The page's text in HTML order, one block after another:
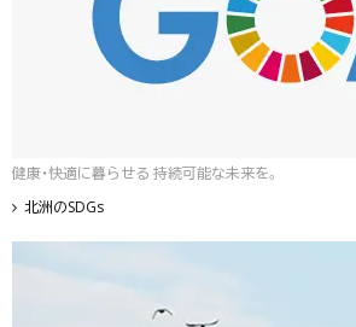
健康・快適に暮らせる 持続可能な未来を。
北洲のSDGs